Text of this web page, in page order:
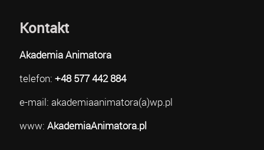
Kontakt
Akademia Animatora
telefon: +48 577 442 884
e-mail: akademiaanimatora(a)wp.pl
www: AkademiaAnimatora.pl